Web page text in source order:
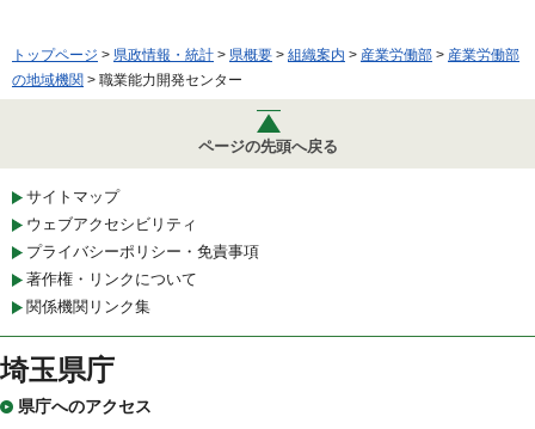
トップページ > 県政情報・統計 > 県概要 > 組織案内 > 産業労働部 > 産業労働部
の地域機関 > 職業能力開発センター
ページの先頭へ戻る
サイトマップ
ウェブアクセシビリティ
プライバシーポリシー・免責事項
著作権・リンクについて
関係機関リンク集
埼玉県庁
県庁へのアクセス